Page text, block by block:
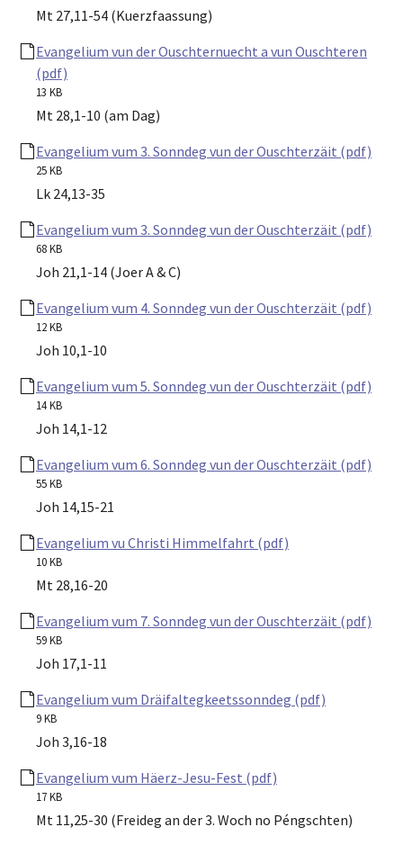
Mt 27,11-54 (Kuerzfaassung)
Evangelium vun der Ouschternuecht a vun Ouschteren
(pdf)
13 KB
Mt 28,1-10 (am Dag)
Evangelium vum 3. Sonndeg vun der Ouschterzäit (pdf)
25 KB
Lk 24,13-35
Evangelium vum 3. Sonndeg vun der Ouschterzäit (pdf)
68 KB
Joh 21,1-14 (Joer A & C)
Evangelium vum 4. Sonndeg vun der Ouschterzäit (pdf)
12 KB
Joh 10,1-10
Evangelium vum 5. Sonndeg vun der Ouschterzäit (pdf)
14 KB
Joh 14,1-12
Evangelium vum 6. Sonndeg vun der Ouschterzäit (pdf)
55 KB
Joh 14,15-21
Evangelium vu Christi Himmelfahrt (pdf)
10 KB
Mt 28,16-20
Evangelium vum 7. Sonndeg vun der Ouschterzäit (pdf)
59 KB
Joh 17,1-11
Evangelium vum Dräifaltegkeetssonndeg (pdf)
9 KB
Joh 3,16-18
Evangelium vum Häerz-Jesu-Fest (pdf)
17 KB
Mt 11,25-30 (Freideg an der 3. Woch no Péngschten)